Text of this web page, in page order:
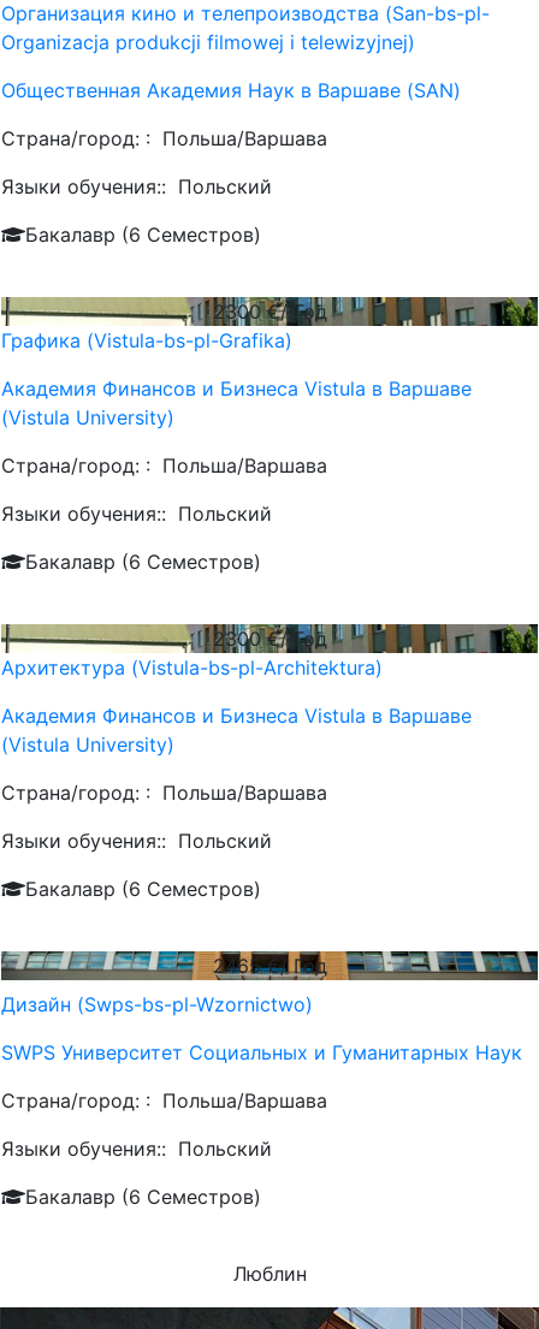
Организация кино и телепроизводства (San-bs-pl-
Organizacja produkcji filmowej i telewizyjnej)
Общественная Академия Наук в Варшаве (SAN)
Страна/город: : Польша/Варшава
Языки обучения:: Польский
Бакалавр (6 Семестров)
2300€/ Год
Графика (Vistula-bs-pl-Grafika)
Академия Финансов и Бизнеса Vistula в Варшаве
(Vistula University)
Страна/город: : Польша/Варшава
Языки обучения:: Польский
Бакалавр (6 Семестров)
2300€/ Год
Архитектура (Vistula-bs-pl-Architektura)
Академия Финансов и Бизнеса Vistula в Варшаве
(Vistula University)
Страна/город: : Польша/Варшава
Языки обучения:: Польский
Бакалавр (6 Семестров)
2465€/ Год
Дизайн (Swps-bs-pl-Wzornictwo)
SWPS Университет Социальных и Гуманитарных Наук
Страна/город: : Польша/Варшава
Языки обучения:: Польский
Бакалавр (6 Семестров)
Люблин